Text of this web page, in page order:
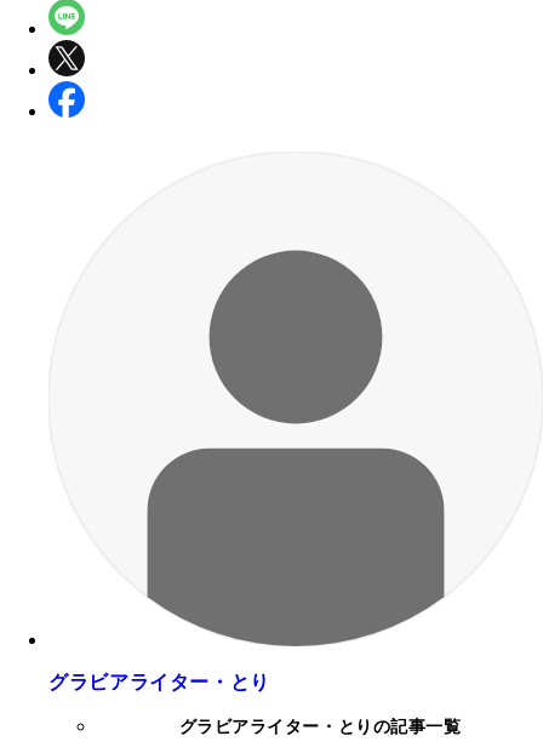
グラビアライター・とり
グラビアライター・とりの記事一覧